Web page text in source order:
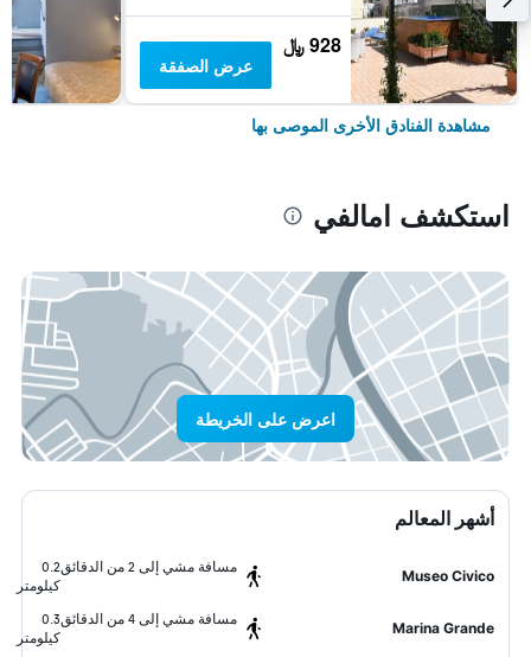
928 ﷼
عرض الصفقة
مشاهدة الفنادق الأخرى الموصى بها
استكشف امالفي
اعرض على الخريطة
أشهر المعالم
Museo Civico
مسافة مشي إلى 2 من الدقائق
0.2
كيلومتر
Marina Grande
مسافة مشي إلى 4 من الدقائق
0.3
كيلومتر